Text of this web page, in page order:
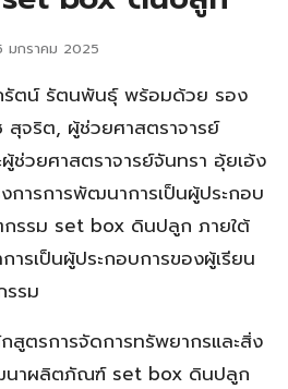
มกราคม 2025
รัตน์ รัตนพันธุ์ พร้อมด้วย รอง
สุจริต, ผู้ช่วยศาสตราจารย์
วยศาสตราจารย์จันทรา อุ้ยเอ้ง
การการพัฒนาการเป็นผู้ประกอบ
กรรม set box ดินปลูก ภายใต้
รเป็นผู้ประกอบการของผู้เรียน
รรม
ตรการจัดการทรัพยากรและสิ่ง
นาผลิตภัณฑ์ set box ดินปลูก